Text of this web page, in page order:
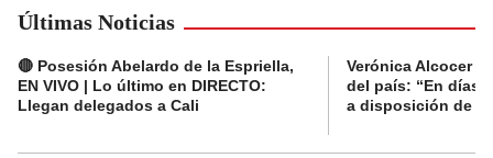
Últimas Noticias
🔴 Posesión Abelardo de la Espriella,
EN VIVO | Lo último en DIRECTO:
Llegan delegados a Cali
Verónica Alcocer
del país: “En días
a disposición de